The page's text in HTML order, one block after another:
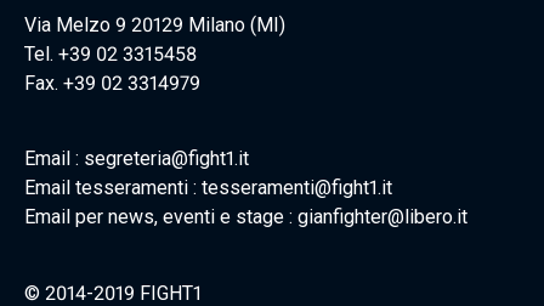
Via Melzo 9 20129 Milano (MI)
Tel. +39 02 3315458
Fax. +39 02 3314979
Email : segreteria@fight1.it
Email tesseramenti : tesseramenti@fight1.it
Email per news, eventi e stage : gianfighter@libero.it
© 2014-2019 FIGHT1